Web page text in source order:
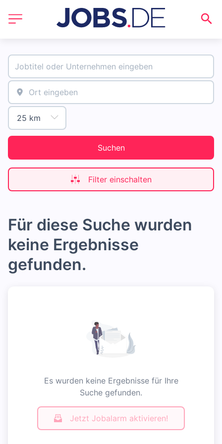
Suchen
Filter einschalten
Für diese Suche wurden
keine Ergebnisse
gefunden.
Es wurden keine Ergebnisse für Ihre
Suche gefunden.
Jetzt Jobalarm aktivieren!